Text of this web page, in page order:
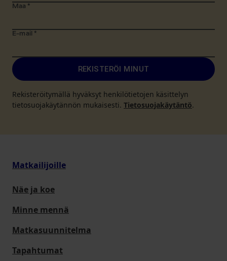
Maa *
E-mail *
REKISTERÖI MINUT
Rekisteröitymällä hyväksyt henkilötietojen käsittelyn
tietosuojakäytännön mukaisesti. Tietosuojakäytäntö.
Matkailijoille
Näe ja koe
Minne mennä
Matkasuunnitelma
Tapahtumat